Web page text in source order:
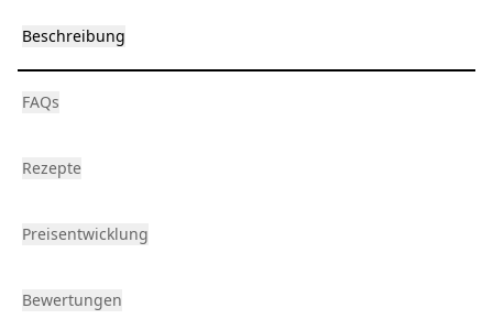
Beschreibung
FAQs
Rezepte
Preisentwicklung
Bewertungen